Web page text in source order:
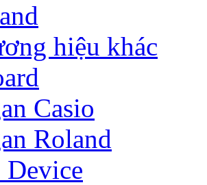
hiệu khác
Casio
Roland